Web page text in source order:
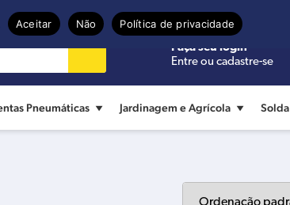
Precisa de ajuda?
Faça seu login
Entre ou cadastre-se
Pneumáticas Jardinagem e Agrícola Solda
Aceitar Não Política de privacidade